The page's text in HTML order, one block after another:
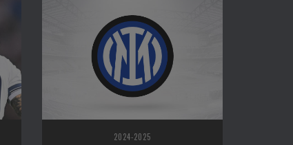
2024-2025